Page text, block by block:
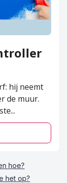
hij neemt
de muur.
...
hoe?
het op?